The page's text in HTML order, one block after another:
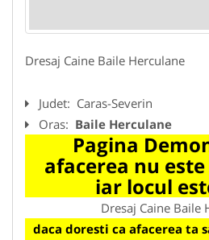
Dresaj Caine Baile Herculane
Judet: Caras-Severin
Oras: Baile Herculane
Pagina
afacerea nu
iar locul
Dresaj Caine Baile
daca doresti ca afacerea ta